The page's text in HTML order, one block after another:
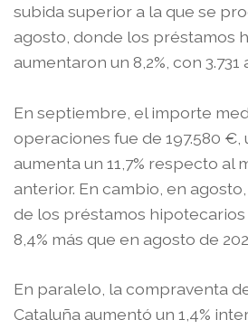
subida superior a la que se
agosto, donde los préstamos
aumentaron un 8,2%, con 3.731
En septiembre, el importe
operaciones fue de 197.580 €,
aumenta un 11,7% respecto al
anterior. En cambio, en
de los préstamos hipotecarios
8,4% más que en agosto de
En paralelo, la compraventa
Cataluña aumentó un 1,4%